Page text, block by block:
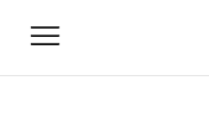
Toggle
navigation